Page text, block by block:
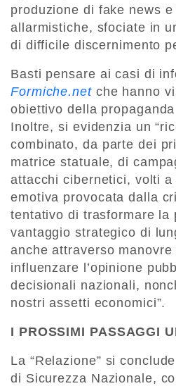
produzione di fake news
allarmistiche, sfociate in
di difficile discernimento
Basti pensare ai casi di
Formiche.netche hanno
obiettivo della
Inoltre, si evidenzia un
combinato, da parte dei
matrice statuale, di
attacchi cibernetici, volti a
emotiva provocata dalla
tentativo di trasformare la
vantaggio strategico di
anche attraverso manovre
influenzare l’opinione
decisionali nazionali,
nostri assetti economici”.
I PROSSIMI PASSAGGI
La “Relazione” si
di Sicurezza Nazionale,